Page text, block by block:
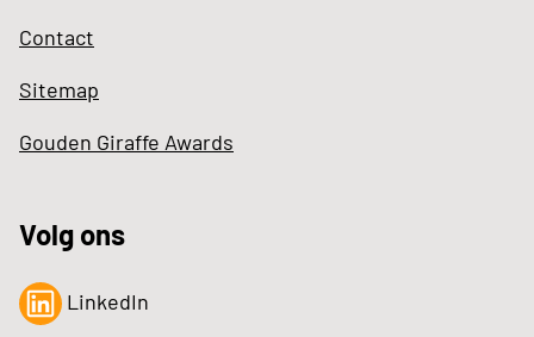
Contact
Sitemap
Gouden Giraffe Awards
Volg ons
LinkedIn